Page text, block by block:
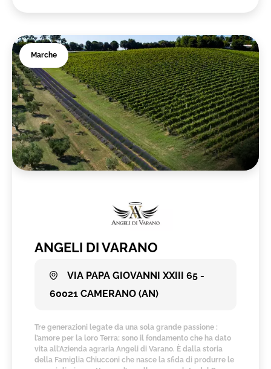
Marche
ANGELI DI VARANO
VIA PAPA GIOVANNI XXIII 65 -
60021 CAMERANO (AN)
Tre generazioni legate da una sola grande passione :
l’amore per la loro Terra; sono il fondamento che ha dato
vita all’Azienda agraria Angeli di Varano. È dalla storia
della Famiglia Chiucconi che nasce la sfida di produrre le